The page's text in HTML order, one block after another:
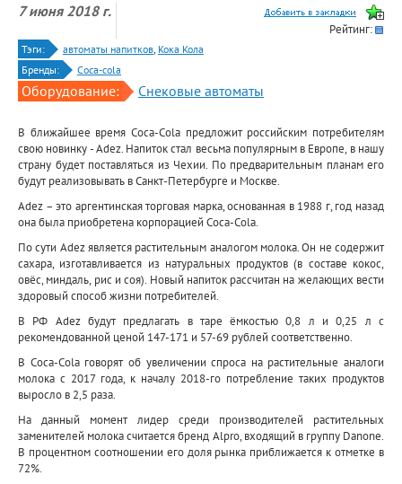
7 июня 2018 г.
Рейтинг:
Тэги: автоматы напитков, Кока Кола
Бренды:
Coca-cola
Оборудование: Снековые автоматы
В ближайшее время Coca-Cola предложит российским потребителям
свою новинку - Adez. Напиток стал весьма популярным в Европе, в нашу
страну будет поставляться из Чехии. По предварительным планам его
будут реализовывать в Санкт-Петербурге и Москве.
Adez – это аргентинская торговая марка, основанная в 1988 г, год назад
она была приобретена корпорацией Coca-Cola.
По сути Adez является растительным аналогом молока. Он не содержит
сахара, изготавливается из натуральных продуктов (в составе кокос,
овёс, миндаль, рис и соя). Новый напиток рассчитан на желающих вести
здоровый способ жизни потребителей.
В РФ Adez будут предлагать в таре ёмкостью 0,8 л и 0,25 л с
рекомендованной ценой 147-171 и 57-69 рублей соответственно.
В Coca-Cola говорят об увеличении спроса на растительные аналоги
молока с 2017 года, к началу 2018-го потребление таких продуктов
выросло в 2,5 раза.
На данный момент лидер среди производителей растительных
заменителей молока считается бренд Alpro, входящий в группу Danone.
В процентном соотношении его доля рынка приближается к отметке в
72%.